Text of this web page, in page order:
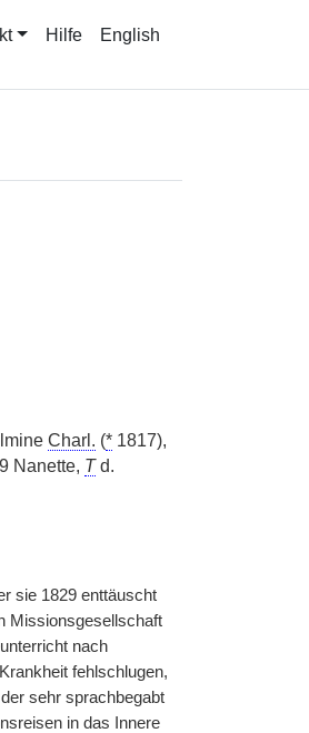
Hilfe English
Charl. (*1817),
Nanette, Td.
sie 1829 enttäuscht
Missionsgesellschaft
nach
fehlschlugen,
sehr sprachbegabt
in das Innere